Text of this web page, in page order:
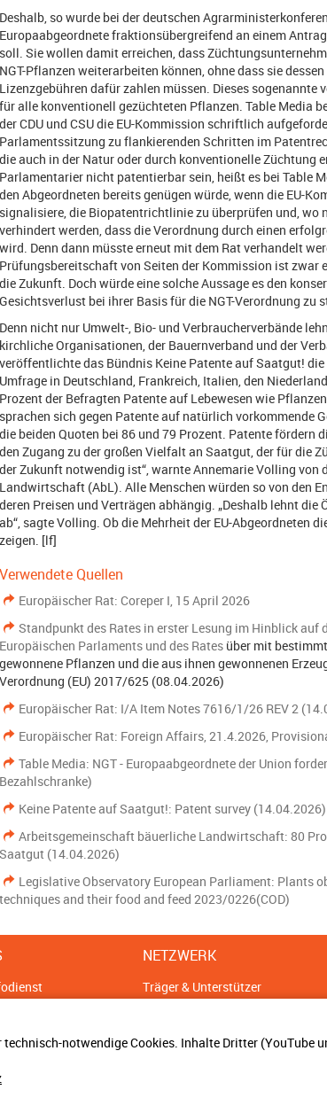
notwendige Cookies. Inhalte Dritter (YouTube
Deshalb, so wurde bei der deutschen
Europaabgeordnete fraktionsübergreifend an einem
soll. Sie wollen damit erreichen, dass
NGT-Pflanzen weiterarbeiten können, ohne dass sie
Lizenzgebühren dafür zahlen müssen. Dieses
für alle konventionell gezüchteten Pflanzen. Table Media
der CDU und CSU die EU-Kommission schriftlich
Parlamentssitzung zu flankierenden Schritten im
die auch in der Natur oder durch konventionelle Züchtung
Parlamentarier nicht patentierbar sein, heißt es bei Table
den Abgeordneten bereits genügen würde, wenn die EU-
signalisiere, die Biopatentrichtlinie zu überprüfen und, wo
verhindert werden, dass die Verordnung durch einen
wird. Denn dann müsste erneut mit dem Rat verhandelt
Prüfungsbereitschaft von Seiten der Kommission ist zwar
die Zukunft. Doch würde eine solche Aussage es den
Gesichtsverlust bei ihrer Basis für die NGT-Verordnung zu
Denn nicht nur Umwelt-, Bio- und Verbraucherverbände
kirchliche Organisationen, der Bauernverband und der
veröffentlichte das Bündnis Keine Patente auf Saatgut!
Umfrage in Deutschland, Frankreich, Italien, den
Prozent der Befragten Patente auf Lebewesen wie
sprachen sich gegen Patente auf natürlich vorkommende
die beiden Quoten bei 86 und 79 Prozent. Patente fördern
den Zugang zu der großen Vielfalt an Saatgut, der für die
der Zukunft notwendig ist“, warnte Annemarie Volling
Landwirtschaft (AbL). Alle Menschen würden so von den
deren Preisen und Verträgen abhängig. „Deshalb lehnt
ab“, sagte Volling. Ob die Mehrheit der EU-Abgeordneten
zeigen. [lf]
Verwendete Quellen
Europäischer Rat: Coreper I, 15 April 2026
Standpunkt des Rates in erster Lesung im Hinblick auf
Europäischen Parlaments und des Rates über mit
gewonnene Pflanzen und die aus ihnen gewonnenen
Verordnung (EU) 2017/625 (08.04.2026)
Europäischer Rat: I/A Item Notes 7616/1/26 REV 2
Europäischer Rat: Foreign Affairs, 21.4.2026,
Table Media: NGT - Europaabgeordnete der Union
Bezahlschranke)
Keine Patente auf Saatgut!: Patent survey (14.04.2026)
Arbeitsgemeinschaft bäuerliche Landwirtschaft: 80
Saatgut (14.04.2026)
Legislative Observatory European Parliament: Plants
techniques and their food and feed 2023/0226(COD)
NETZWERK
Träger & Unterstützer